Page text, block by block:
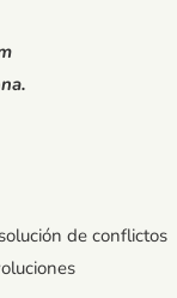
de conflictos